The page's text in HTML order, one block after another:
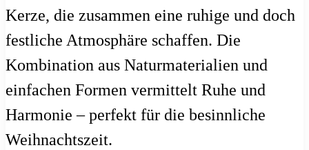
Kerze, die zusammen eine ruhige und doch
festliche Atmosphäre schaffen. Die
Kombination aus Naturmaterialien und
einfachen Formen vermittelt Ruhe und
Harmonie – perfekt für die besinnliche
Weihnachtszeit.